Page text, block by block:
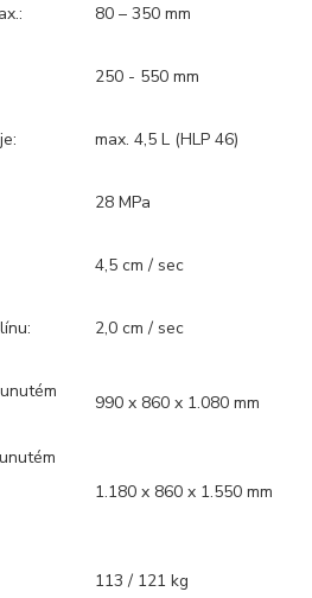
80 – 350 mm
250 - 550 mm
max. 4,5 L (HLP 46)
28 MPa
4,5 cm / sec
2,0 cm / sec
990 x 860 x 1.080 mm
1.180 x 860 x 1.550 mm
113 / 121 kg